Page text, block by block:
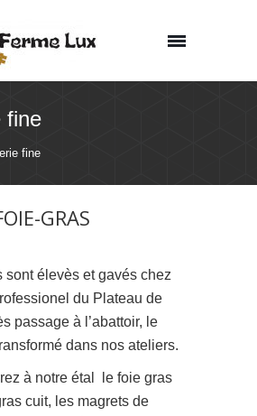
fine
fine
GRAS
sont élevès et gavés chez
du Plateau de
passage à l’abattoir, le
dans nos ateliers.
à notre étal le foie gras
cuit, les magrets de